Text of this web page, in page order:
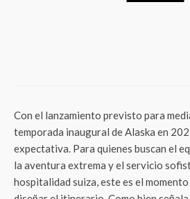
Con el lanzamiento previsto para
temporada inaugural de Alaska en
expectativa. Para quienes buscan el
la aventura extrema y el servicio
hospitalidad suiza, este es el